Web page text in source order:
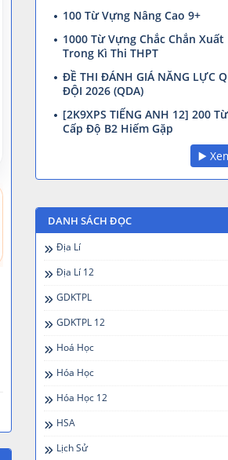
100 Từ Vựng Nâng Cao 9+
1000 Từ Vựng Chắc Chắn Xuất
Trong Kì Thi THPT
ĐỀ THI ĐÁNH GIÁ NĂNG LỰC
ĐỘI 2026 (QDA)
[2K9XPS TIẾNG ANH 12] 200
Cấp Độ B2 Hiếm Gặp
▶️
DANH SÁCH ĐỌC
Địa Lí
Địa Lí 12
GDKTPL
GDKTPL 12
Hoá Học
Hóa Học
Hóa Học 12
HSA
Lịch Sử